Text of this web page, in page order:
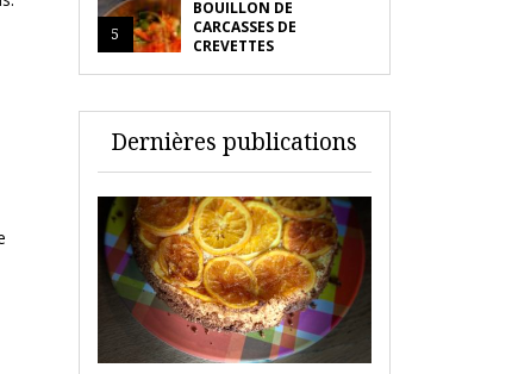
5
BOUILLON DE
CARCASSES DE
CREVETTES
Dernières publications